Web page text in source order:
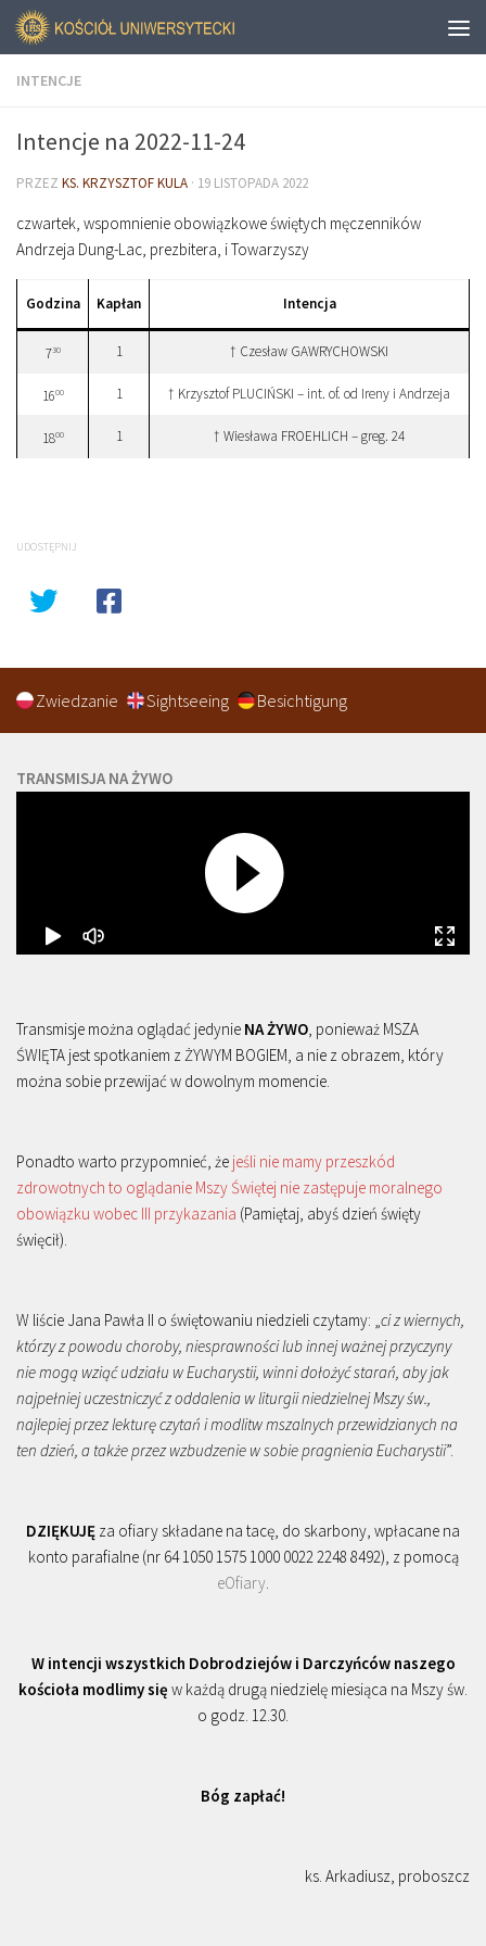
INTENCJE
Intencje na 2022-11-24
PRZEZ KS. KRZYSZTOF KULA · 19 LISTOPADA 2022
czwartek, wspomnienie obowiązkowe świętych męczenników
Andrzeja Dung-Lac, prezbitera, i Towarzyszy
Godzina Kapłan Intencja
730 1 † Czesław GAWRYCHOWSKI
1600 1 † Krzysztof PLUCIŃSKI – int. of. od Ireny i Andrzeja
1800 1 † Wiesława FROEHLICH – greg. 24
UDOSTĘPNIJ
Zwiedzanie Sightseeing Besichtigung
TRANSMISJA NA ŻYWO
Transmisje można oglądać jedynie NA ŻYWO , ponieważ MSZA
ŚWIĘTA jest spotkaniem z ŻYWYM BOGIEM, a nie z obrazem, który
można sobie przewijać w dowolnym momencie.
Ponadto warto przypomnieć, że jeśli nie mamy przeszkód
zdrowotnych to oglądanie Mszy Świętej nie zastępuje moralnego
obowiązku wobec III przykazania (Pamiętaj, abyś dzień święty
święcił).
W liście Jana Pawła II o świętowaniu niedzieli czytamy: „ ci z wiernych,
którzy z powodu choroby, niesprawności lub innej ważnej przyczyny
nie mogą wziąć udziału w Eucharystii, winni dołożyć starań, aby jak
najpełniej uczestniczyć z oddalenia w liturgii niedzielnej Mszy św.,
najlepiej przez lekturę czytań i modlitw mszalnych przewidzianych na
ten dzień, a także przez wzbudzenie w sobie pragnienia Eucharystii”.
DZIĘKUJĘ za ofiary składane na tacę, do skarbony, wpłacane na
konto parafialne (nr 64 1050 1575 1000 0022 2248 8492), z pomocą
eOfiary
W intencji wszystkich Dobrodziejów i Darczyńców naszego
kościoła modlimy się w każdą drugą niedzielę miesiąca na Mszy św.
o godz. 12.30.
Bóg zapłać!
ks. Arkadiusz, proboszcz